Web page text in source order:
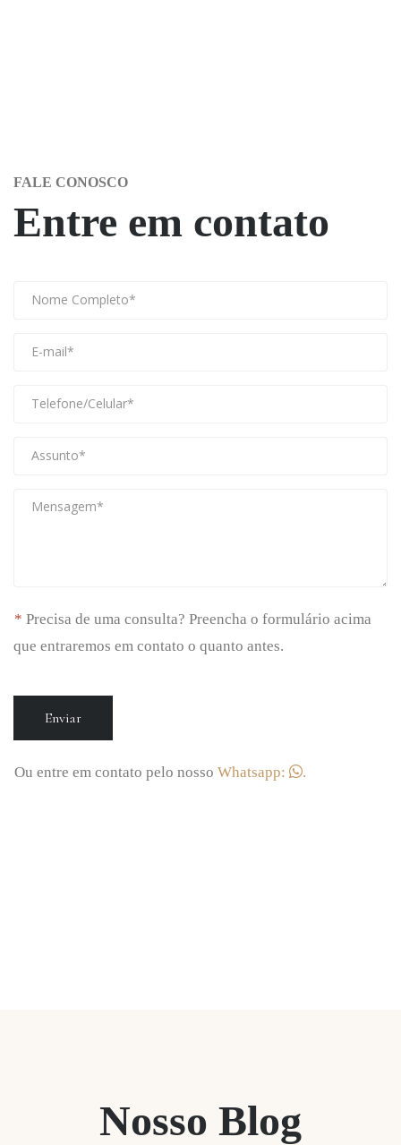
FALE CONOSCO
Entre em contato
Precisa de uma consulta? Preencha o formulário acima
que entraremos em contato o quanto antes.
Enviar
Ou entre em contato pelo nosso Whatsapp: .
Nosso Blog